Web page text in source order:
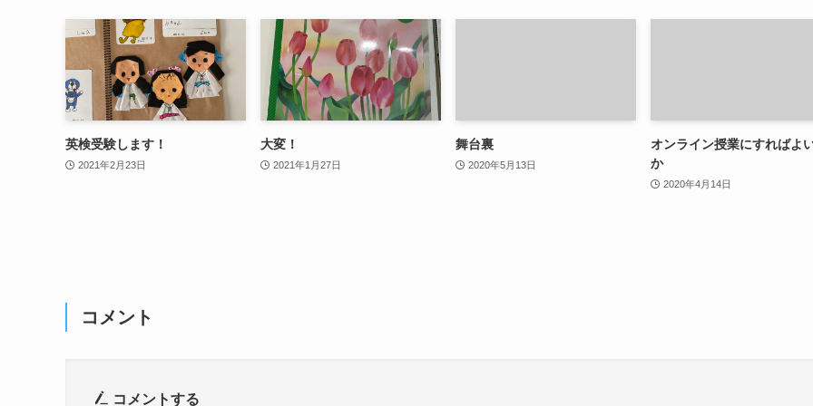
英検受験します！
2021年2月23日
大変！
2021年1月27日
舞台裏
2020年5月13日
オンライン授業にすればよ
か
2020年4月14日
コメント
コメントする